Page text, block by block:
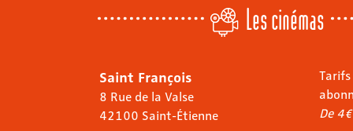
Les cinémas
Saint François
8 Rue de la Valse
42100 Saint-Étienne
De